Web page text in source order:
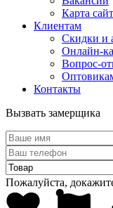
Карта
Клиентам
Скидки и
Онлайн-
Вопрос-
Контакты
Вызвать замерщика
Пожалуйста,